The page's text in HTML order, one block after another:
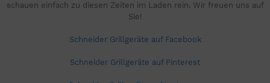
schauen einfach zu diesen Zeiten im Laden rein. Wir freuen uns auf
Sie!
Schneider Grillgeräte auf Facebook
Schneider Grillgeräte auf Pinterest